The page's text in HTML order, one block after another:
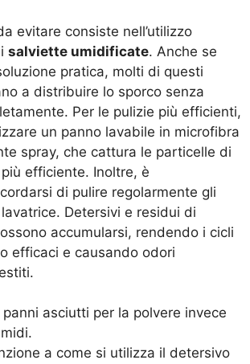
evitare consiste nell’utilizzo
salviette umidificate. Anche se
pratica, molti di questi
a distribuire lo sporco senza
Per le pulizie più efficienti,
un panno lavabile in microfibra
spray, che cattura le particelle di
efficiente. Inoltre, è
di pulire regolarmente gli
Detersivi e residui di
accumularsi, rendendo i cicli
efficaci e causando odori
asciutti per la polvere invece
a come si utilizza il detersivo